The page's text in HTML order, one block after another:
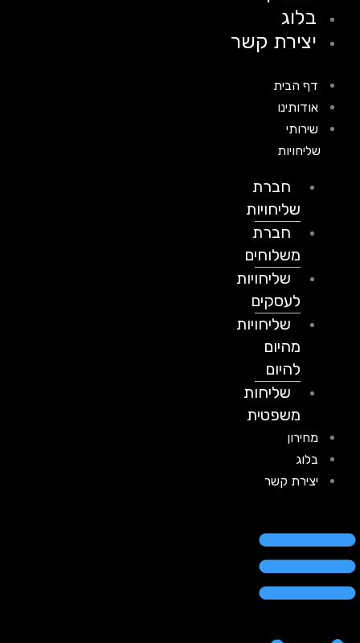
בלוג
יצירת קשר
דף הבית
אודותינו
שירותי
שליחויות
חברת
שליחויות
חברת
משלוחים
שליחויות
לעסקים
שליחויות
מהיום
להיום
שליחות
משפטית
מחירון
בלוג
יצירת קשר